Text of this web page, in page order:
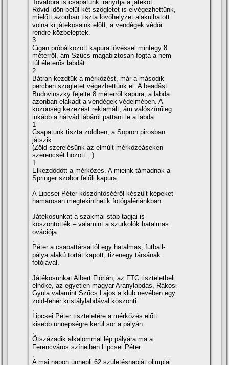
Továbbra is csapatunk irányí­tja a játékot.
Rövid időn belül két szögletet is elvégezhettünk,
mielőtt azonban tiszta lövőhelyzet alakulhatott
volna ki játékosaink előtt, a vendégek védői
rendre közbeléptek.
3
Cigan próbálkozott kapura lövéssel mintegy 8
méterről, ám Szűcs magabiztosan fogta a nem
túl életerős labdát.
2
Bátran kezdtük a mérkőzést, már a második
percben szögletet végezhettünk el. A beadást
Budovinszky fejelte 8 méterről kapura, a labda
azonban elakadt a vendégek védelmében. A
közönség kezezést reklamált, ám valószí­nűleg
inkább a hátvád lábáról pattant le a labda.
1
Csapatunk tiszta zöldben, a Sopron pirosban
játszik.
(Zöld szerelésünk az elmúlt mérkőzéáseken
szerencsét hozott…)
1
Elkezdődött a mérkőzés. A mieink támadnak a
Springer szobor felőli kapura.
.
A Lipcsei Péter köszöntősééről készült képeket
hamarosan megtekinthetik fotógalériánkban.
.
Játékosunkat a szakmai stáb tagjai is
köszöntötték – valamint a szurkolók hatalmas
ovációja.
.
Péter a csapattársaitól egy hatalmas, futball-
pálya alakú tortát kapott, tizenegy társának
fotójával.
.
Játékosunkat Albert Flórián, az FTC tiszteletbeli
elnöke, az egyetlen magyar Aranylabdás, Rákosi
Gyula valamint Szűcs Lajos a klub nevében egy
zöld-fehér kristálylabdával köszönti.
.
Lipcsei Péter tiszteletére a mérkőzés előtt
kisebb ünnepségre kerül sor a pályán.
.
Ötszázadik alkalommal lép pályára ma a
Ferencváros szí­neiben Lipcsei Péter.
.
A mai napon ünnepli 62.születésnapját olimpiai